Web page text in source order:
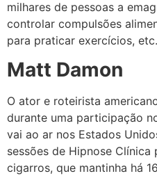
milhares de pessoas a
controlar compulsões
para praticar exercícios, etc.
Matt Damon
O ator e roteirista
durante uma participação
vai ao ar nos Estados
sessões de Hipnose
cigarros, que mantinha há